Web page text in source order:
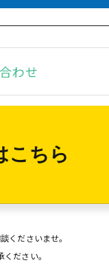
わせ
こちら
くださいませ。
ださい。